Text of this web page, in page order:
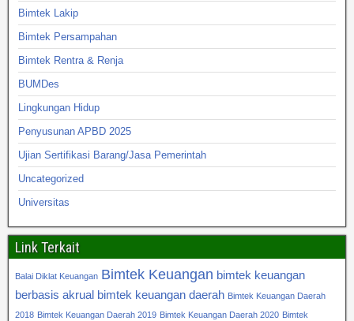
Bimtek Lakip
Bimtek Persampahan
Bimtek Rentra & Renja
BUMDes
Lingkungan Hidup
Penyusunan APBD 2025
Ujian Sertifikasi Barang/Jasa Pemerintah
Uncategorized
Universitas
Link Terkait
Balai Diklat Keuangan Bimtek Keuangan bimtek keuangan
berbasis akrual bimtek keuangan daerah Bimtek Keuangan Daerah
2018 Bimtek Keuangan Daerah 2019 Bimtek Keuangan Daerah 2020 Bimtek